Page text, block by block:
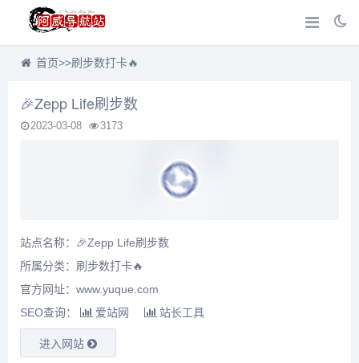
首页>>刷步数打卡🔥
🎉Zepp Life刷步数
2023-03-08 3173
站点名称：🎉Zepp Life刷步数
所属分类： 刷步数打卡🔥
官方网址：www.yuque.com
SEO查询：
爱站网 站长工具
进入网站